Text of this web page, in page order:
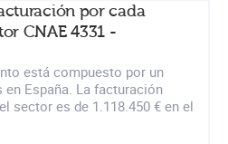
por cada
CNAE 4331 -
está compuesto por un
España. La facturación
sector es de 1.118.450 € en el